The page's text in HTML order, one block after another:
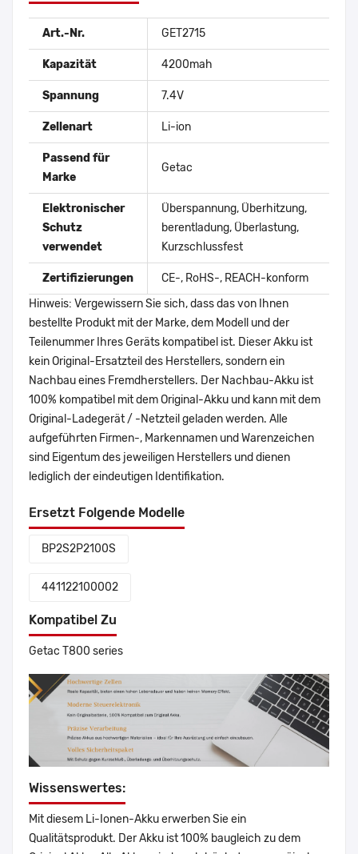
Art.-Nr. GET2715
Kapazität 4200mah
Spannung 7.4V
Zellenart Li-ion
Passend für
Marke
Getac
Elektronischer
Schutz
verwendet
Überspannung, Überhitzung,
berentladung, Überlastung,
Kurzschlussfest
Zertifizierungen
CE-, RoHS-, REACH-konform
Hinweis: Vergewissern Sie sich, dass das von Ihnen
bestellte Produkt mit der Marke, dem Modell und der
Teilenummer Ihres Geräts kompatibel ist. Dieser Akku ist
kein Original-Ersatzteil des Herstellers, sondern ein
Nachbau eines Fremdherstellers. Der Nachbau-Akku ist
100% kompatibel mit dem Original-Akku und kann mit dem
Original-Ladegerät / -Netzteil geladen werden. Alle
aufgeführten Firmen-, Markennamen und Warenzeichen
sind Eigentum des jeweiligen Herstellers und dienen
lediglich der eindeutigen Identifikation.
Ersetzt Folgende Modelle
BP2S2P2100S
441122100002
Kompatibel Zu
Getac T800 series
Wissenswertes:
Mit diesem Li-Ionen-Akku erwerben Sie ein
Qualitätsprodukt. Der Akku ist 100% baugleich zu dem